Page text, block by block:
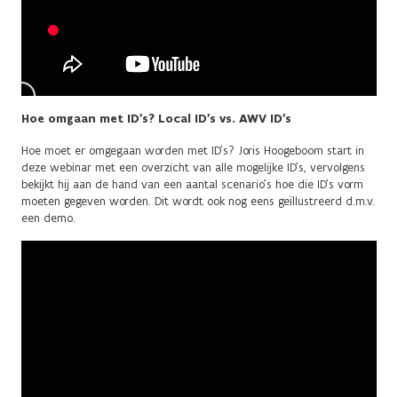
Hoe omgaan met ID’s? Local ID’s vs. AWV ID’s
Hoe moet er omgegaan worden met ID's? Joris Hoogeboom start in
deze webinar met een overzicht van alle mogelijke ID's, vervolgens
bekijkt hij aan de hand van een aantal scenario's hoe die ID's vorm
moeten gegeven worden. Dit wordt ook nog eens geïllustreerd d.m.v.
een demo.